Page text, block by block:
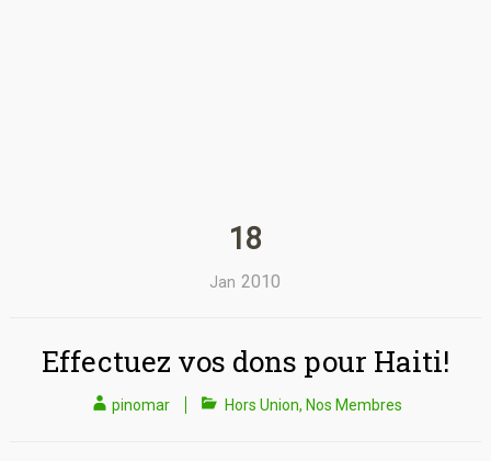
18
Jan 2010
Effectuez vos dons pour Haiti!
pinomar Hors Union, Nos Membres